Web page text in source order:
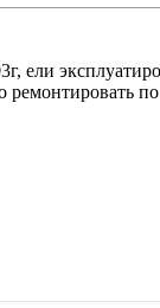
ели
ремонтировать